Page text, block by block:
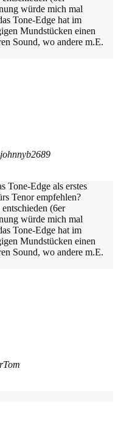
würde mich mal
Tone-Edge hat im
Mundstücken einen
Sound, wo andere m.E.
Tone-Edge als erstes
Tenor empfehlen?
(6er
würde mich mal
Tone-Edge hat im
Mundstücken einen
Sound, wo andere m.E.